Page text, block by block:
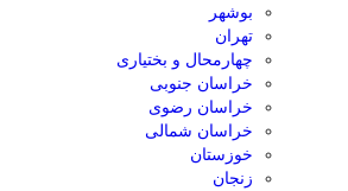
بوشهر
تهران
چهارمحال و بختیاری
خراسان جنوبی
خراسان رضوی
خراسان شمالی
خوزستان
زنجان